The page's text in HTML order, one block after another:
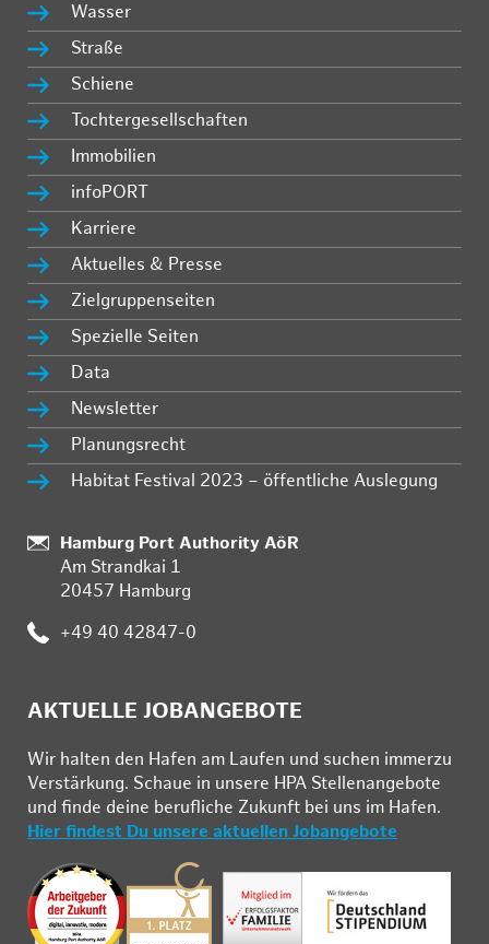
Wasser
Straße
Schiene
Tochtergesellschaften
Immobilien
infoPORT
Karriere
Aktuelles & Presse
Zielgruppenseiten
Spezielle Seiten
Data
Newsletter
Planungsrecht
Habitat Festival 2023 – öffentliche Auslegung
:
Hamburg Port Authority AöR
Am Strandkai 1
20457 Hamburg
: +49 40 42847-0
AKTUELLE JOBANGEBOTE
Wir hal­ten den Ha­fen am Lau­fen und su­chen im­mer­zu
Ver­stär­kung. Schau­e in un­se­re HPA Stel­len­an­ge­bo­te
und fin­de deine be­ruf­li­che Zu­kunft bei uns im Ha­fen.
Hier findest Du unsere aktuellen Jobangebote